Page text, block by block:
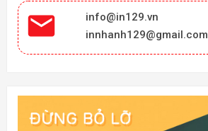

info@in129.vn
innhanh129@gmail.com